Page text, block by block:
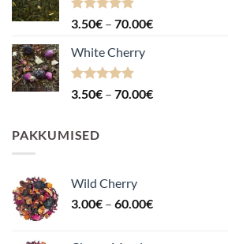
Hinnanguga
3.50€ – 70.00€Hinnavahemik:
White Cherry
Hinnanguga
3.50€ – 70.00€Hinnavahemik:
PAKKUMISED
Wild Cherry
3.00€ – 60.00€Hinnavahemik: